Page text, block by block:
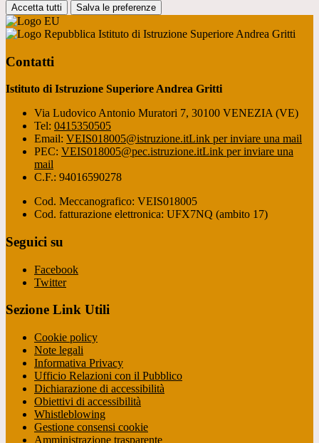
Accetta tutti Salva le preferenze
Istituto di Istruzione Superiore Andrea Gritti
Contatti
Istituto di Istruzione Superiore Andrea Gritti
Via Ludovico Antonio Muratori 7, 30100 VENEZIA (VE)
Tel: 0415350505
Email: VEIS018005@istruzione.itLink per inviare una mail
PEC: VEIS018005@pec.istruzione.itLink per inviare una
mail
C.F.: 94016590278
Cod. Meccanografico: VEIS018005
Cod. fatturazione elettronica: UFX7NQ (ambito 17)
Seguici su
Facebook
Twitter
Sezione Link Utili
Cookie policy
Note legali
Informativa Privacy
Ufficio Relazioni con il Pubblico
Dichiarazione di accessibilità
Obiettivi di accessibilità
Whistleblowing
Gestione consensi cookie
Amministrazione trasparente